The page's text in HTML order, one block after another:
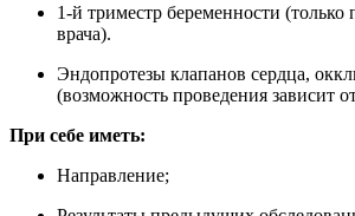
1-й триместр беременности
врача).
Эндопротезы клапанов сердца,
(возможность проведения зависит
При себе иметь:
Направление;